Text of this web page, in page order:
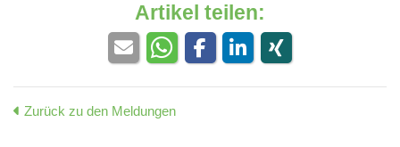
Artikel teilen:
Zurück zu den Meldungen